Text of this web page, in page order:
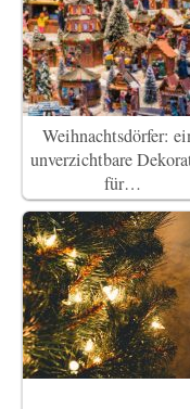
Weihnachtsdörfer:
unverzichtbare
für…